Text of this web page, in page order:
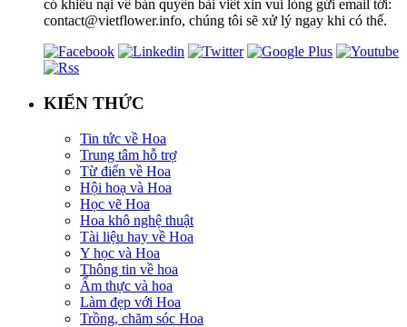
có khiếu nại về bản quyền bài viết xin vui lòng gửi email tới:
contact@vietflower.info, chúng tôi sẽ xử lý ngay khi có thể.
KIẾN THỨC
Tin tức về Hoa
Trung tâm hỗ trợ
Từ điển về Hoa
Hội hoạ và Hoa
Học vẽ Hoa
Hoa khô nghệ thuật
Tài liệu hay về Hoa
Y học và Hoa
Thông tin về hoa
Ẩm thực và hoa
Làm đẹp với Hoa
Trồng, chăm sóc Hoa